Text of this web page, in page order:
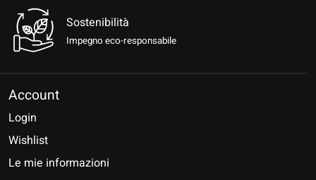
Sostenibilità
Impegno eco-responsabile
Account
Login
Wishlist
Le mie informazioni